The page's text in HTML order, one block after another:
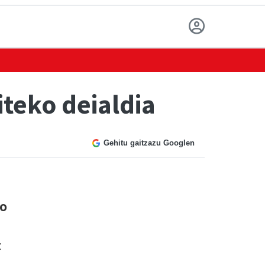
deialdia
Gehitu gaitzazu Googlen